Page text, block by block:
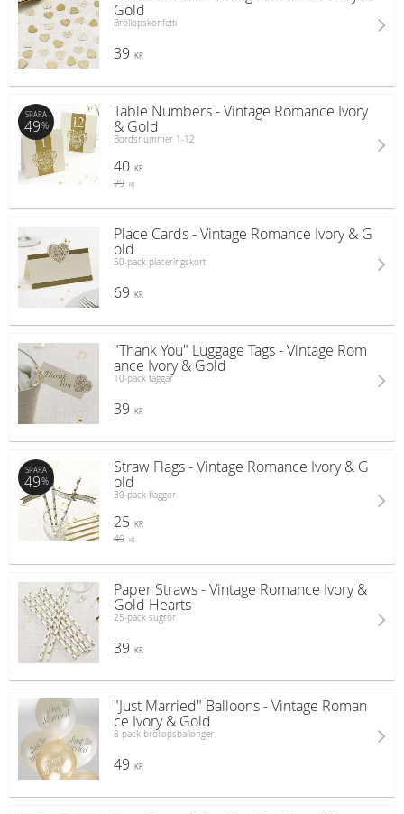
Gold
Bröllopskonfetti
39 KR
Table Numbers - Vintage Romance Ivory
& Gold
Bordsnummer 1-12
40 KR
79 KR
SPARA
49%
Place Cards - Vintage Romance Ivory & G
old
50-pack placeringskort
69 KR
"Thank You" Luggage Tags - Vintage Rom
ance Ivory & Gold
10-pack taggar
39 KR
Straw Flags - Vintage Romance Ivory & G
old
30-pack flaggor
25 KR
49 KR
SPARA
49%
Paper Straws - Vintage Romance Ivory &
Gold Hearts
25-pack sugrör
39 KR
"Just Married" Balloons - Vintage Roman
ce Ivory & Gold
8-pack bröllopsballonger
49 KR